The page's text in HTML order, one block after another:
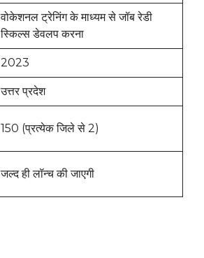
वोकेशनल ट्रेनिंग के माध्यम से जॉब रेडी
स्किल्स डेवलप करना
2023
उत्तर प्रदेश
150 (प्रत्येक जिले से 2)
जल्द ही लॉन्च की जाएगी